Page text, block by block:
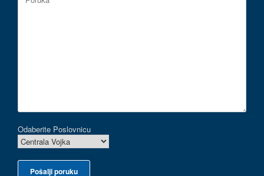
Odaberite Poslovnicu